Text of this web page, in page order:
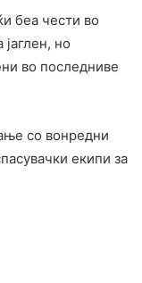
беа чести во
јаглен, но
во последниве
со вонредни
екипи за